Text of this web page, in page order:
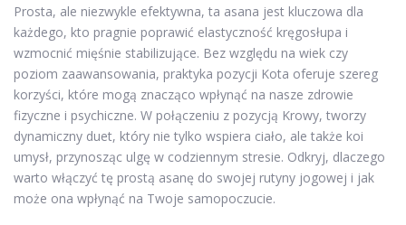
Prosta, ale niezwykle efektywna, ta asana jest kluczowa dla
każdego, kto pragnie poprawić elastyczność kręgosłupa i
wzmocnić mięśnie stabilizujące. Bez względu na wiek czy
poziom zaawansowania, praktyka pozycji Kota oferuje szereg
korzyści, które mogą znacząco wpłynąć na nasze zdrowie
fizyczne i psychiczne. W połączeniu z pozycją Krowy, tworzy
dynamiczny duet, który nie tylko wspiera ciało, ale także koi
umysł, przynosząc ulgę w codziennym stresie. Odkryj, dlaczego
warto włączyć tę prostą asanę do swojej rutyny jogowej i jak
może ona wpłynąć na Twoje samopoczucie.